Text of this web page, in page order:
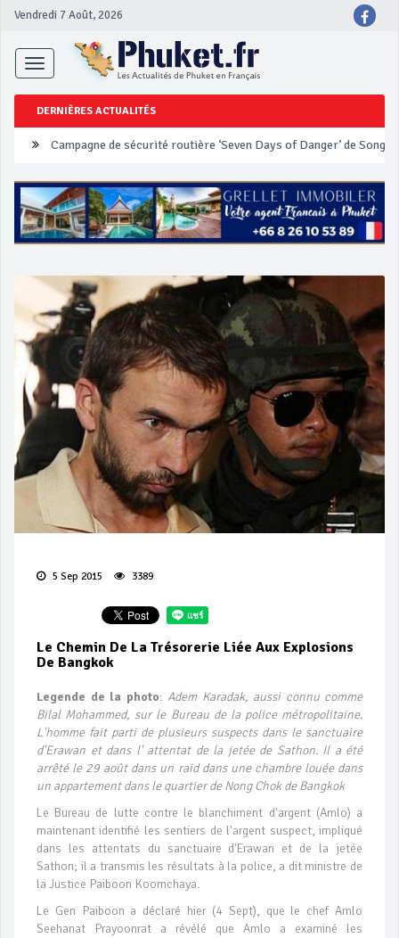
Vendredi 7 Août, 2026
Toggle
navigation
DERNIÈRES ACTUALITÉS
Un touriste français blessé en se faisant arracher son collier en
Phuket Peranakan Festival
‘Phuket Eye’ assurera la sécurité pendant Songkran
Campagne de sécurité routière ‘Seven Days of Danger’ de
5 Sep 2015 3389
Le Chemin De La Trésorerie Liée Aux Explosions
De Bangkok
Legende de la photo: Adem Karadak, aussi connu comme
Bilal Mohammed, sur le Bureau de la police métropolitaine.
L'homme fait parti de plusieurs suspects dans le sanctuaire
d'Erawan et dans l' attentat de la jetée de Sathon. Il a été
arrêté le 29 août dans un raid dans une chambre louée dans
un appartement dans le quartier de Nong Chok de Bangkok
Le Bureau de lutte contre le blanchiment d'argent (Amlo) a
maintenant identifié les sentiers de l'argent suspect, impliqué
dans les attentats du sanctuaire d'Erawan et de la jetée
Sathon; il a transmis les résultats à la police, a dit ministre de
la Justice Paiboon Koomchaya.
Le Gen Paiboon a déclaré hier (4 Sept), que le chef Amlo
Seehanat Prayoonrat a révélé que Amlo a examiné les